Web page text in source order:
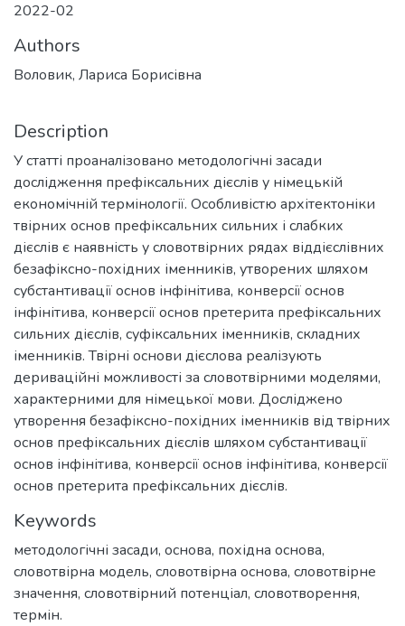
2022-02
Authors
Воловик, Лариса Борисівна
Description
У статті проаналізовано методологічні засади
дослідження префіксальних дієслів у німецькій
економічній термінології. Особливістю архітектоніки
твірних основ префіксальних сильних і слабких
дієслів є наявність у словотвірних рядах віддієслівних
безафіксно-похідних іменників, утворених шляхом
субстантивації основ інфінітива, конверсії основ
інфінітива, конверсії основ претерита префіксальних
сильних дієслів, суфіксальних іменників, складних
іменників. Твірні основи дієслова реалізують
дериваційні можливості за словотвірними моделями,
характерними для німецької мови. Досліджено
утворення безафіксно-похідних іменників від твірних
основ префіксальних дієслів шляхом субстантивації
основ інфінітива, конверсії основ інфінітива, конверсії
основ претерита префіксальних дієслів.
Keywords
методологічні засади, основа, похідна основа,
словотвірна модель, словотвірна основа, словотвірне
значення, словотвірний потенціал, словотворення,
термін.